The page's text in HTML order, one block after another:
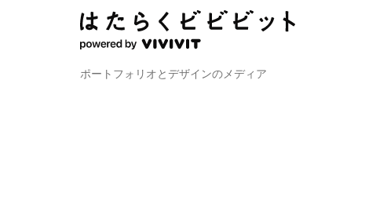
ポートフォリオとデザインのメディア